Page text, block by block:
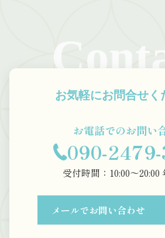
お気軽にお問合せく
お電話でのお問い
090-
受付時間：10:00〜20:00
メールでお問い合わせ